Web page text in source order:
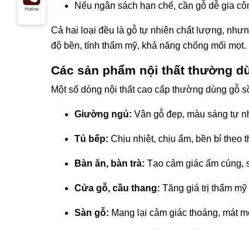
Hotline Nếu ngân sách hạn chế, cần gỗ dễ gia
Cả hai loại đều là gỗ tự nhiên chất lượng,
độ bền, tính thẩm mỹ, khả năng chống mối mọt.
Các sản phẩm nội thất thường
Một số dòng nội thất cao cấp thường dùng gỗ
Giường ngủ: Vân gỗ đẹp, màu sáng tự
Tủ bếp: Chịu nhiệt, chịu ẩm, bền bỉ theo
Bàn ăn, bàn trà: Tạo cảm giác ấm cúng,
Cửa gỗ, cầu thang: Tăng giá trị thẩm
Sàn gỗ: Mang lại cảm giác thoáng, mát